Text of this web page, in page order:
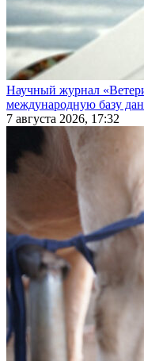
Научный журнал
международную базу
7 августа 2026, 17:32